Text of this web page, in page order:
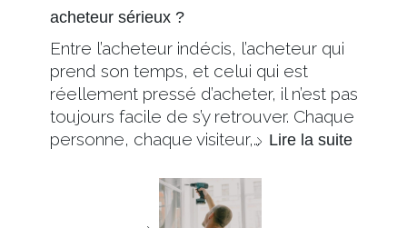
acheteur sérieux ?
Entre l’acheteur indécis, l’acheteur qui
prend son temps, et celui qui est
réellement pressé d’acheter, il n’est pas
toujours facile de s’y retrouver. Chaque
personne, chaque visiteur,… Lire la suite